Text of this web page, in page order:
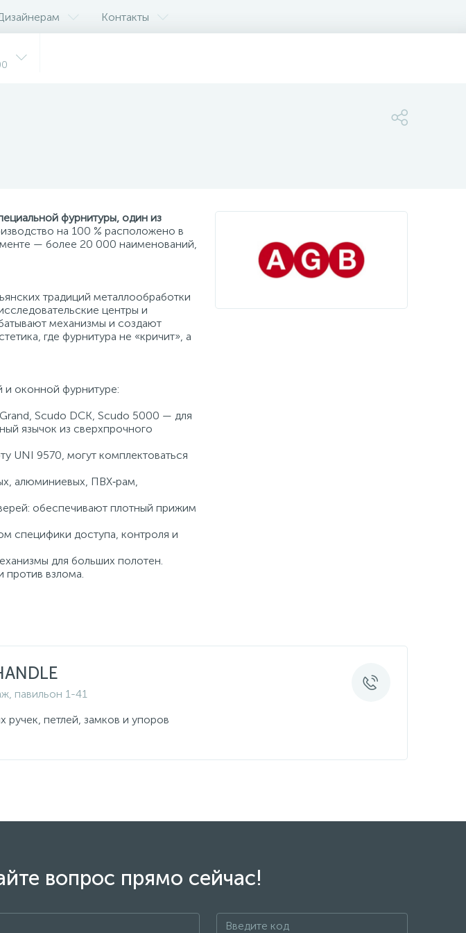
Контакты
фурнитуры, один из
на 100 % расположено в
— более 20 000 наименований,
традиций металлообработки
центры и
механизмы и создают
где фурнитура не «кричит», а
и оконной фурнитуре:
Scudo DCK, Scudo 5000 — для
язычок из сверхпрочного
UNI 9570, могут комплектоваться
алюминиевых, ПВХ‑рам,
обеспечивают плотный прижим
специфики доступа, контроля и
для больших полотен.
против взлома.
павильон 1-41
ручек, петлей, замков и упоров
вопрос прямо сейчас!